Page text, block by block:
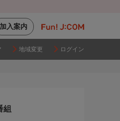
加入案内
地域変更 ログイン
組